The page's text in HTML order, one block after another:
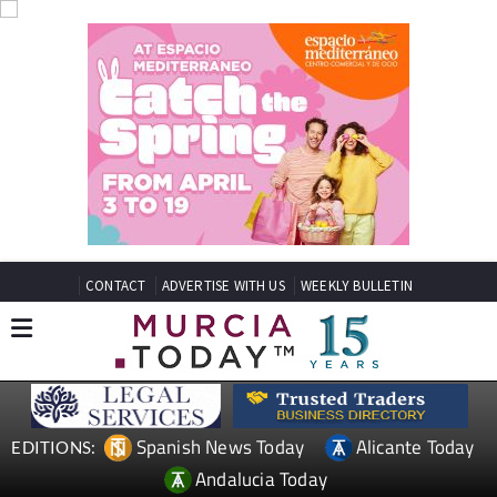
CONTACT ADVERTISE WITH US WEEKLY BULLETIN
EDITIONS: Spanish News Today
Alicante Today
Andalucia Today